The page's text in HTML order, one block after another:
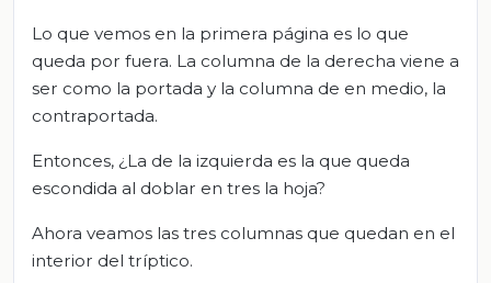
Lo que vemos en la primera página es lo que
queda por fuera. La columna de la derecha viene a
ser como la portada y la columna de en medio, la
contraportada.
Entonces, ¿La de la izquierda es la que queda
escondida al doblar en tres la hoja?
Ahora veamos las tres columnas que quedan en el
interior del tríptico.